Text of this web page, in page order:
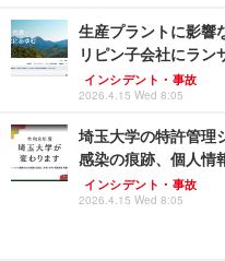
生産プラントに影響
リピン子会社にラン
インシデント・事故
2026.4.15 Wed 8:05
埼玉大学の特許管理
感染の痕跡、個人情
インシデント・事故
2026.4.15 Wed 8:05